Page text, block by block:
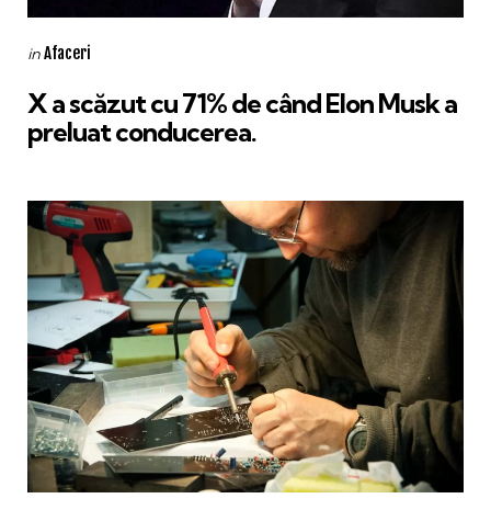
Categories
Posted
inAfaceri
X a scăzut cu 71% de când Elon Musk a
preluat conducerea.